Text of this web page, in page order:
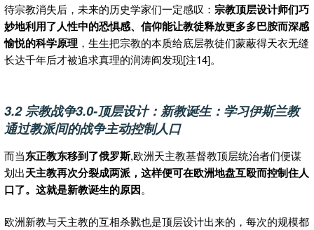
待宗教消失后，未来的历史学家们一定感叹： 宗教顶层设计师们巧
妙地利用了人性中的恐惧感、信仰能让教徒释放更多多巴胺而深感
愉悦的科学原理 ，生生把宗教的本质给底层教徒们蒙蔽得天衣无缝
长达千年后才被追求真理的润涛阎发现[注14]。
3.2 宗教战争3.0-顶层设计：新教诞生：学习伊斯兰教
通过教派间的战争主动控制人口
而当东正教东移到了俄罗斯,欧洲天主教基督教顶层统治者们便谋
划出天主教再次分裂成两派，这样便可在欧洲地盘互殴而控制住人
口了。这就是新教诞生的原因。
欧洲新教与天主教的互相杀戮也是顶层设计出来的，每次的规模都